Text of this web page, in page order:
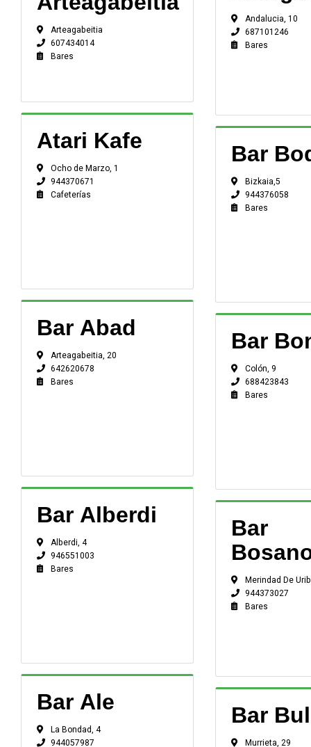
Arteagabeitia
607434014
Bares
Atari Kafe
Ocho de Marzo, 1
944370671
Cafeterías
Bar Abad
Arteagabeitia, 20
642620678
Bares
Bar Alberdi
Alberdi, 4
946551003
Bares
Bar Ale
La Bondad, 4
944057987
Andalucia, 10
687101246
Bares
Bar
Bizkaia,5
944376058
Bares
Bar
Colón, 9
688423843
Bares
Bar
Merindad De
944373027
Bares
Bar
Murrieta, 29